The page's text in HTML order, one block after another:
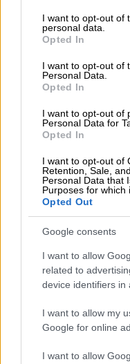
not limited to your visit
grant or deny consent
use your data for below
consent section.
I want to opt-out of
personal data.
Opted In
I want to opt-out of
Personal Data.
Opted In
I want to opt-out of
Personal Data for
Opted In
I want to opt-out of
Retention, Sale,
Personal Data that
Purposes for which
Opted Out
Google consents
I want to allow
related to
device identifiers in
I want to allow my
Google for online
I want to allow
Ξεχωριστές
Η γνωστή
παρουσιάστρια
οικογενειακές
Μιχάλη Ρουμπή
Εχθές, μάλιστα,
η Φωτεινή
ανάρτηση στα
ποζάρει μπροστά
δέντρο αγκαλιά